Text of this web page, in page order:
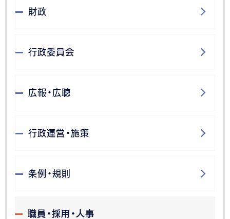
財政
行政委員会
広報・広聴
行政運営・施策
条例・規則
職員・採用・人事